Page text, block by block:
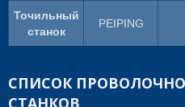
Точильный
станок
PEIPING
СПИСОК
СТАНКОВ